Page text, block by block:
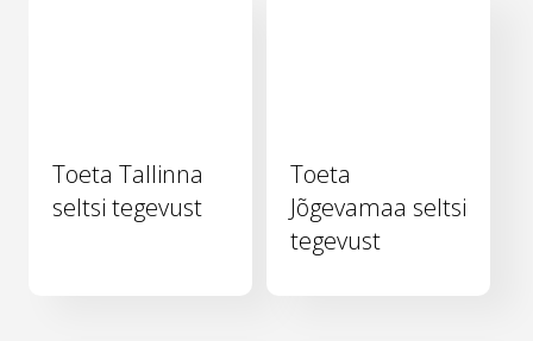
Toeta Tallinna
seltsi tegevust
Toeta
Jõgevamaa seltsi
tegevust